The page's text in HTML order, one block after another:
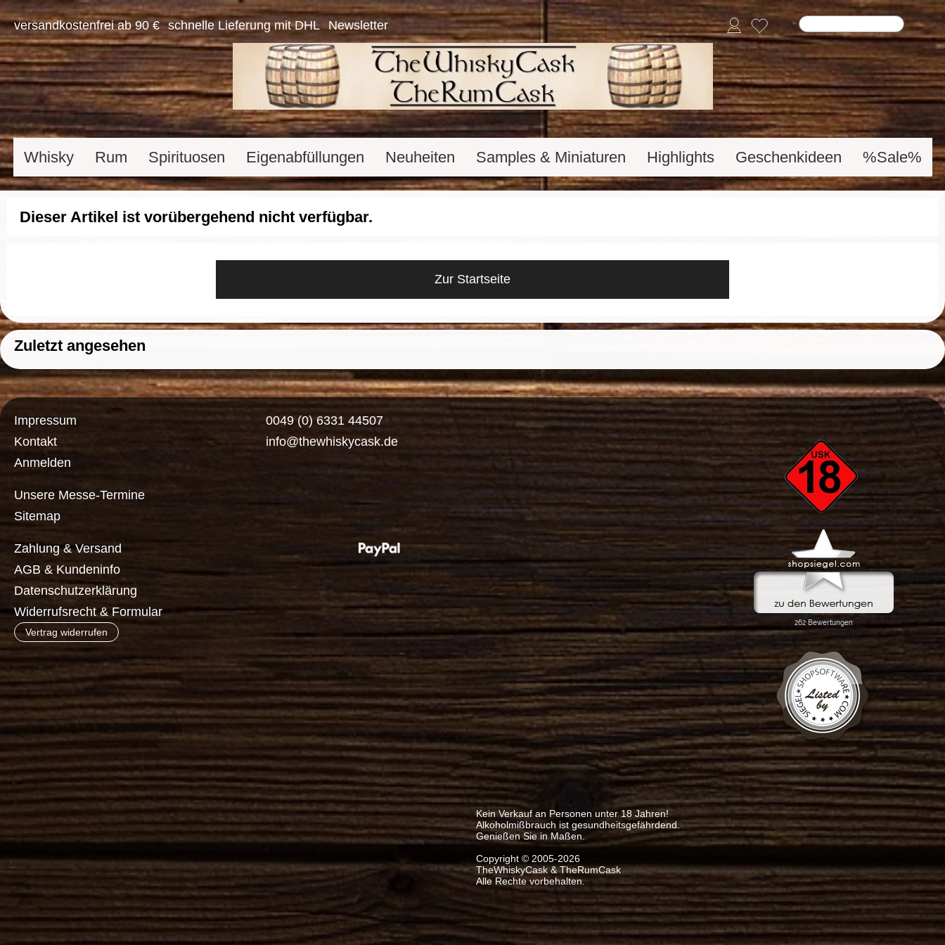
versandkostenfrei ab 90 € schnelle Lieferung mit DHL Newsletter
Whisky Rum Spirituosen Eigenabfüllungen Neuheiten Samples & Miniaturen Highlights Geschenkideen %Sale%
Dieser Artikel ist vorübergehend nicht verfügbar.
Zur Startseite
Zuletzt angesehen
Impressum
Kontakt
Anmelden
Unsere Messe-Termine
Sitemap
Zahlung & Versand
AGB & Kundeninfo
Datenschutzerklärung
Widerrufsrecht & Formular
Vertrag widerrufen
0049 (0) 6331 44507
info@thewhiskycask.de
Kein Verkauf an Personen unter 18 Jahren!
Alkoholmißbrauch ist gesundheitsgefährdend.
Genießen Sie in Maßen.
Copyright © 2005-2026
TheWhiskyCask & TheRumCask
Alle Rechte vorbehalten.